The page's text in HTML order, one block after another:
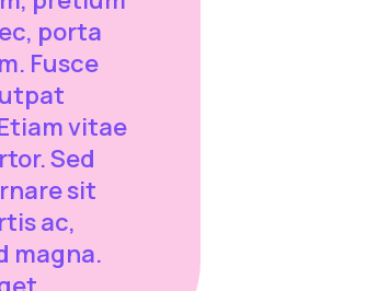
porta
Fusce
vitae
Sed
sit
ac,
magna.